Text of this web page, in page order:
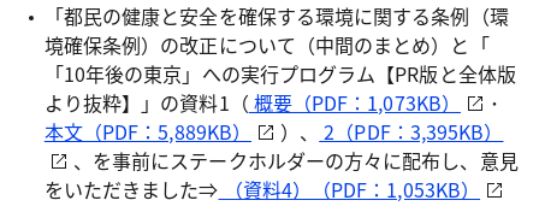
「都民の健康と安全を確保する環境に関する条例（環
境確保条例）の改正について（中間のまとめ）と「
「10年後の東京」への実行プログラム【PR版と全体版
より抜粋】」の資料1（ 概要（PDF：1,073KB）
･
本文（PDF：5,889KB）
）、
2（PDF：3,395KB）
、を事前にステークホルダーの方々に配布し、意見
をいただきました⇒ （資料4）（PDF：1,053KB）